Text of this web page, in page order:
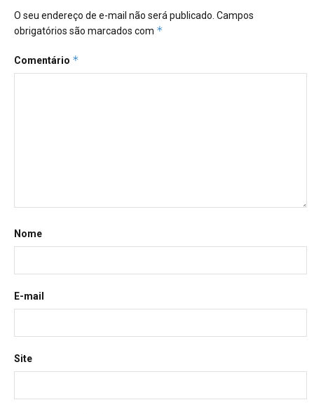
O seu endereço de e-mail não será publicado. Campos
obrigatórios são marcados com *
Comentário *
Nome
E-mail
Site